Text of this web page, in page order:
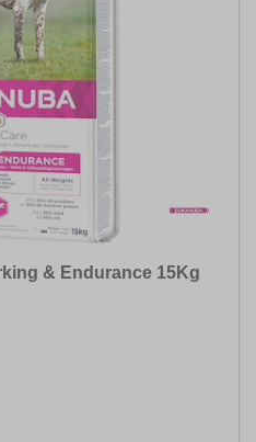
& Endurance 15Kg